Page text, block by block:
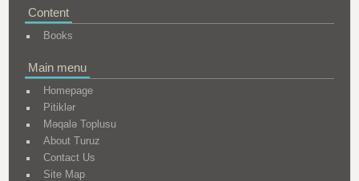
Content
Books
Main menu
Homepage
Pitiklər
Məqalə Toplusu
About Turuz
Contact Us
Site Map